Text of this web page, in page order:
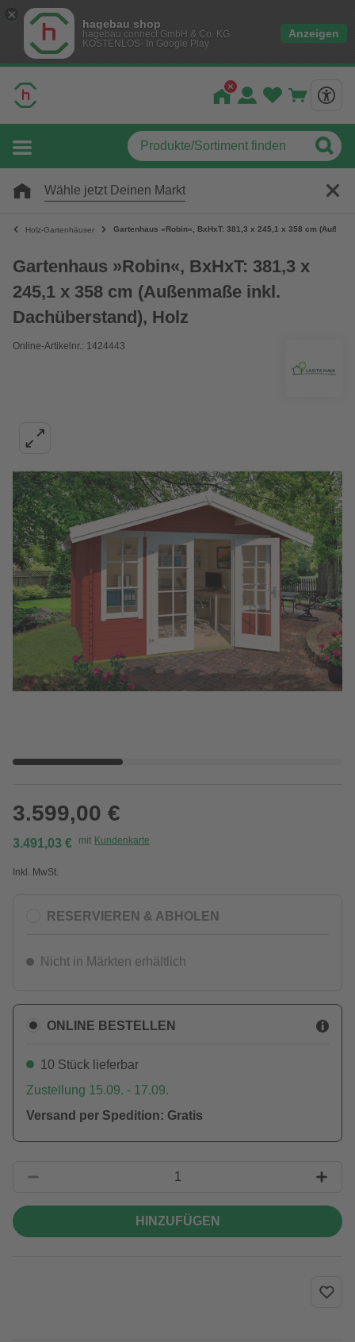
hagebau shop
hagebau connect GmbH & Co. KG
KOSTENLOS- In Google Play
Anzeigen
Wähle jetzt Deinen Markt
Holz-Gartenhäuser Gartenhaus »Robin«, BxHxT: 381,3 x 245,1 x 358 cm
Gartenhaus »Robin«, BxHxT: 381,3 x
245,1 x 358 cm (Außenmaße inkl.
Dachüberstand), Holz
Online-Artikelnr.: 1424443
3.599,00 €
3.491,03 € mit Kundenkarte
Inkl. MwSt.
RESERVIEREN & ABHOLEN
Nicht in Märkten erhältlich
ONLINE BESTELLEN
10 Stück lieferbar
Zustellung 15.09. - 17.09.
Versand per Spedition: Gratis
HINZUFÜGEN